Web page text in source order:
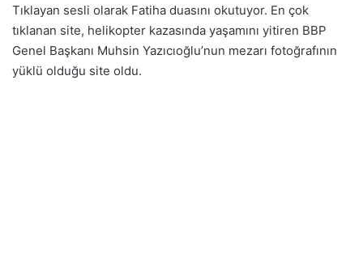
Tıklayan sesli olarak Fatiha duasını okutuyor. En çok
tıklanan site, helikopter kazasında yaşamını yitiren BBP
Genel Başkanı Muhsin Yazıcıoğlu’nun mezarı fotoğrafının
yüklü olduğu site oldu.